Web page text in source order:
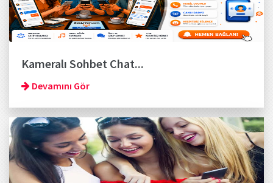
Kameralı Sohbet Chat...
Devamını Gör